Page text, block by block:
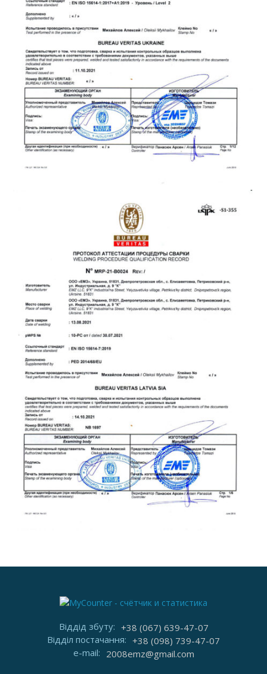
Віддід збуту: +38 (067) 639-47-07
Відділ постачання: +38 (098) 739-47-07
e-mail: 2008emz@gmail.com